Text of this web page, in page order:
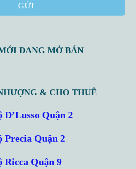
GỬI
ĐANG MỞ BÁN
& CHO THUÊ
D’Lusso Quận 2
Precia Quận 2
Ricca Quận 9